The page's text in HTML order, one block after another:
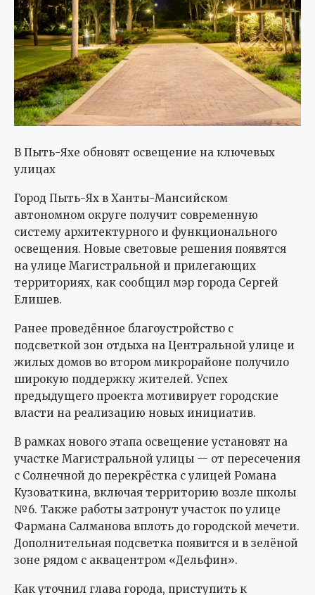
В Пыть-Яхе обновят освещение на ключевых
улицах
Город Пыть-Ях в Ханты-Мансийском
автономном округе получит современную
систему архитектурного и функционального
освещения. Новые световые решения появятся
на улице Магистральной и прилегающих
территориях, как сообщил мэр города Сергей
Елишев.
Ранее проведённое благоустройство с
подсветкой зон отдыха на Центральной улице и
жилых домов во втором микрорайоне получило
широкую поддержку жителей. Успех
предыдущего проекта мотивирует городские
власти на реализацию новых инициатив.
В рамках нового этапа освещение установят на
участке Магистральной улицы — от пересечения
с Солнечной до перекрёстка с улицей Романа
Кузоваткина, включая территорию возле школы
№6. Также работы затронут участок по улице
Фармана Салманова вплоть до городской мечети.
Дополнительная подсветка появится и в зелёной
зоне рядом с аквацентром «Дельфин».
Как уточнил глава города, приступить к